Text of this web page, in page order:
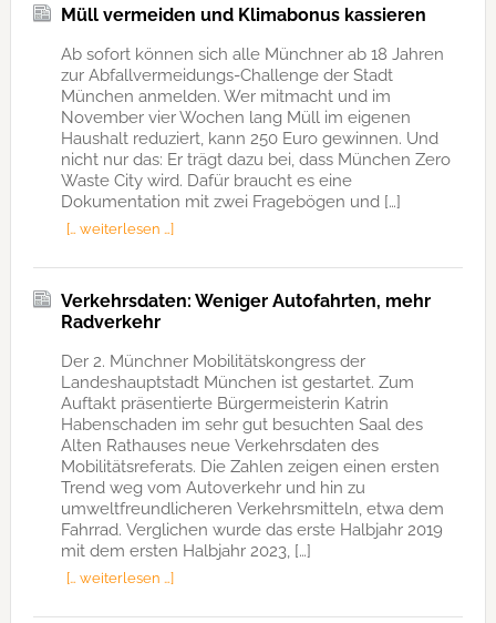
Müll vermeiden und Klimabonus kassieren
Ab sofort können sich alle Münchner ab 18 Jahren
zur Abfallvermeidungs-Challenge der Stadt
München anmelden. Wer mitmacht und im
November vier Wochen lang Müll im eigenen
Haushalt reduziert, kann 250 Euro gewinnen. Und
nicht nur das: Er trägt dazu bei, dass München Zero
Waste City wird. Dafür braucht es eine
Dokumentation mit zwei Fragebögen und […]
[… weiterlesen …]
Verkehrsdaten: Weniger Autofahrten, mehr
Radverkehr
Der 2. Münchner Mobilitätskongress der
Landeshauptstadt München ist gestartet. Zum
Auftakt präsentierte Bürgermeisterin Katrin
Habenschaden im sehr gut besuchten Saal des
Alten Rathauses neue Verkehrsdaten des
Mobilitätsreferats. Die Zahlen zeigen einen ersten
Trend weg vom Autoverkehr und hin zu
umweltfreundlicheren Verkehrsmitteln, etwa dem
Fahrrad. Verglichen wurde das erste Halbjahr 2019
mit dem ersten Halbjahr 2023, […]
[… weiterlesen …]